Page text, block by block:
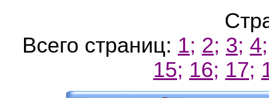
Всего страниц: 1; 2; 3; 4;
15; 16; 17;